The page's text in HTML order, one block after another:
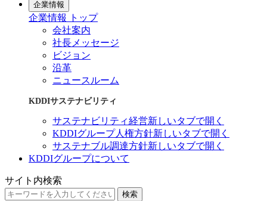
企業情報
企業情報 トップ
会社案内
社長メッセージ
ビジョン
沿革
ニュースルーム
KDDIサステナビリティ
サステナビリティ経営新しいタブで開く
KDDIグループ人権方針新しいタブで開く
サステナブル調達方針新しいタブで開く
KDDIグループについて
サイト内検索
検索